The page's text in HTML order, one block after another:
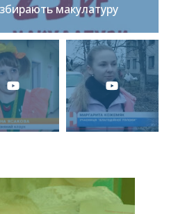
макулатуру